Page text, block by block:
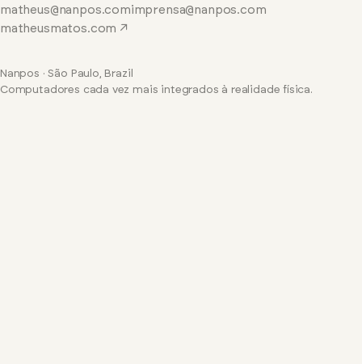
matheus@nanpos.comimprensa@nanpos.com
matheusmatos.com ↗
Nanpos · São Paulo, Brazil
Computadores cada vez mais integrados à realidade física.